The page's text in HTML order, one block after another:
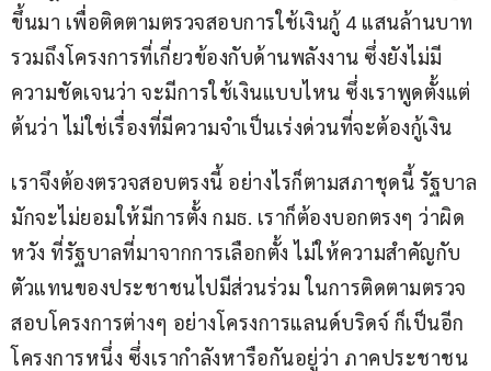
ขึ้นมา เพื่อติดตามตรวจสอบการใช้เงินกู้ 4 แสนล้านบาท
รวมถึงโครงการที่เกี่ยวข้องกับด้านพลังงาน ซึ่งยังไม่มี
ความชัดเจนว่า จะมีการใช้เงินแบบไหน ซึ่งเราพูดตั้งแต่
ต้นว่า ไม่ใช่เรื่องที่มีความจำเป็นเร่งด่วนที่จะต้องกู้เงิน
เราจึงต้องตรวจสอบตรงนี้ อย่างไรก็ตามสภาชุดนี้ รัฐบาล
มักจะไม่ยอมให้มีการตั้ง กมธ. เราก็ต้องบอกตรงๆ ว่าผิด
หวัง ที่รัฐบาลที่มาจากการเลือกตั้ง ไม่ให้ความสำคัญกับ
ตัวแทนของประชาชนไปมีส่วนร่วม ในการติดตามตรวจ
สอบโครงการต่างๆ อย่างโครงการแลนด์บริดจ์ ก็เป็นอีก
โครงการหนึ่ง ซึ่งเรากำลังหารือกันอยู่ว่า ภาคประชาชน